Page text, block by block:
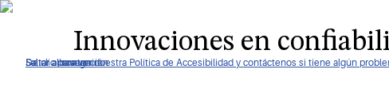
De clic para ver nuestra Política de Accesibilidad y contáctenos si tiene algún
Saltar a navegación
Saltar al contenido
Saltar a buscar
potencia.
Innovaciones en